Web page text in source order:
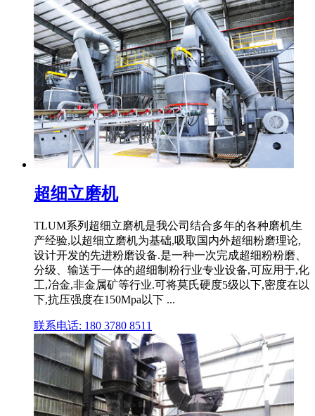
超细立磨机
TLUM系列超细立磨机是我公司结合多年的各种磨机生
产经验,以超细立磨机为基础,吸取国内外超细粉磨理论,
设计开发的先进粉磨设备.是一种一次完成超细粉粉磨、
分级、输送于一体的超细制粉行业专业设备,可应用于,化
工,冶金,非金属矿等行业.可将莫氏硬度5级以下,密度在以
下,抗压强度在150Mpa以下 ...
联系电话: 180 3780 8511